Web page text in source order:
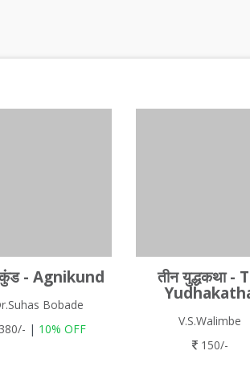
- Agnikund
Bobade
380/- | 10% OFF
तीन युद्धकथा -
V.S.Walimbe
150/-